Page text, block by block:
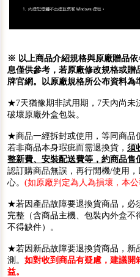
※ 以上商品介紹規格與原廠贈品
息僅供參考，若原廠修改規格或
牌官網。以原廠規格所公布資料為
★7天猶豫期非試用期，7天內尚未
破壞原廠外盒包裝。
★商品一經拆封或使用，等同商品
若非商品本身瑕疵而需退換貨， 須
整新費、安裝配送費等，約商品售
認訂購商品無誤，再行開機/使用
心。 (如原廠判定為人為損壞，本
★若因產品故障要退換貨商品，必
完整（含商品主機、包裝內外盒
不得缺件）。
★若因新品故障要退換貨商品，新
測。 如對收到商品有疑慮，建議開
益。